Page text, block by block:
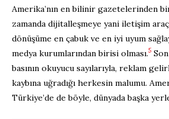
Amerika’nın en bilinir gazetelerinden
zamanda dijitalleşmeye yani iletişim
dönüşüme en çabuk ve en iyi uyum
medya kurumlarından birisi olması.5
basının okuyucu sayılarıyla, reklam
kaybına uğradığı herkesin malumu.
Türkiye’de de böyle, dünyada başka